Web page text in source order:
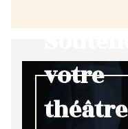
votre
théâtre